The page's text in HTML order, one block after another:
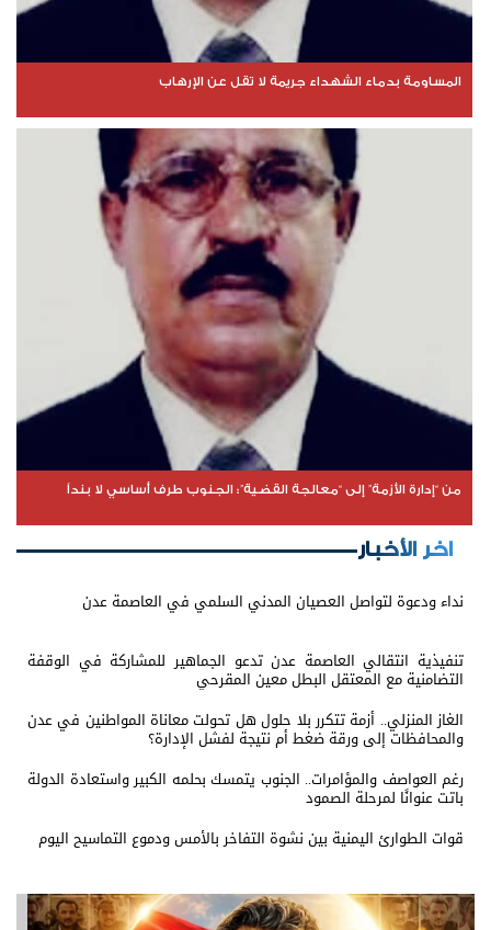
المساومة بدماء الشهداء جريمة لا تقل عن الإرهاب
من “إدارة الأزمة” إلى “معالجة القضية”: الجنوب طرف أساسي لا بنداً
اخر الأخبار
نداء ودعوة لتواصل العصيان المدني السلمي في العاصمة عدن
تنفيذية انتقالي العاصمة عدن تدعو الجماهير للمشاركة في الوقفة
التضامنية مع المعتقل البطل معين المقرحي
الغاز المنزلي.. أزمة تتكرر بلا حلول هل تحولت معاناة المواطنين في عدن
والمحافظات إلى ورقة ضغط أم نتيجة لفشل الإدارة؟
رغم العواصف والمؤامرات.. الجنوب يتمسك بحلمه الكبير واستعادة الدولة
باتت عنوانًا لمرحلة الصمود
قوات الطوارئ اليمنية بين نشوة التفاخر بالأمس ودموع التماسيح اليوم